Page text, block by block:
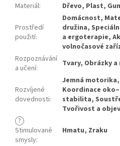
Materiál: Dřevo, Plast,
Prostředí
použití:
Domácnost,
družina,
a ergoterapie,
volnočasové
Rozpoznávání
a učení: Tvary, Obrázky
Rozvíjené
dovednosti:
Jemná
Koordinace
stabilita,
Tvořivost a
?
Stimulované
smysly:
Hmatu, Zraku